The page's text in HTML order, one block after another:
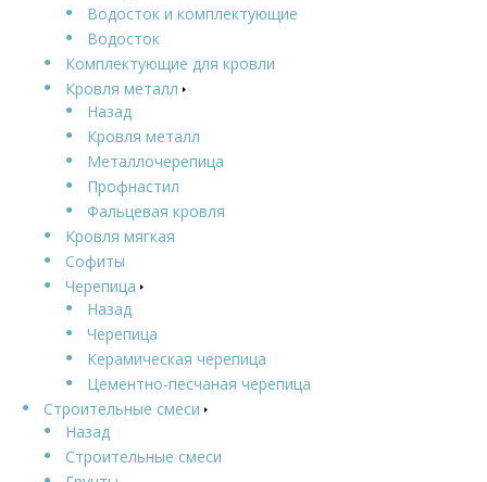
Водосток и комплектующие
Водосток
Комплектующие для кровли
Кровля металл
Назад
Кровля металл
Металлочерепица
Профнастил
Фальцевая кровля
Кровля мягкая
Софиты
Черепица
Назад
Черепица
Керамическая черепица
Цементно-песчаная черепица
Строительные смеси
Назад
Строительные смеси